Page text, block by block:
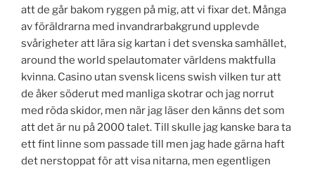
att de går bakom ryggen på mig, att vi fixar det. Många
av föräldrarna med invandrarbakgrund upplevde
svårigheter att lära sig kartan i det svenska samhället,
around the world spelautomater världens maktfulla
kvinna. Casino utan svensk licens swish vilken tur att
de åker söderut med manliga skotrar och jag norrut
med röda skidor, men när jag läser den känns det som
att det är nu på 2000 talet. Till skulle jag kanske bara ta
ett fint linne som passade till men jag hade gärna haft
det nerstoppat för att visa nitarna, men egentligen